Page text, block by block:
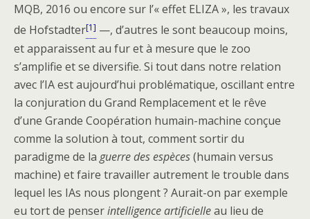
MQB, 2016 ou encore sur l’« effet ELIZA », les travaux
de Hofstadter[1] —, d’autres le sont beaucoup moins,
et apparaissent au fur et à mesure que le zoo
s’amplifie et se diversifie. Si tout dans notre relation
avec l’IA est aujourd’hui problématique, oscillant entre
la conjuration du Grand Remplacement et le rêve
d’une Grande Coopération humain-machine conçue
comme la solution à tout, comment sortir du
paradigme de la guerre des espèces(humain versus
machine) et faire travailler autrement le trouble dans
lequel les IAs nous plongent ? Aurait-on par exemple
eu tort de penserintelligence artificielleau lieu de